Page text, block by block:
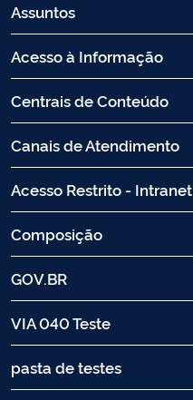
Assuntos
Acesso à Informação
Centrais de Conteúdo
Canais de Atendimento
Acesso Restrito - Intranet
Composição
GOV.BR
VIA 040 Teste
pasta de testes